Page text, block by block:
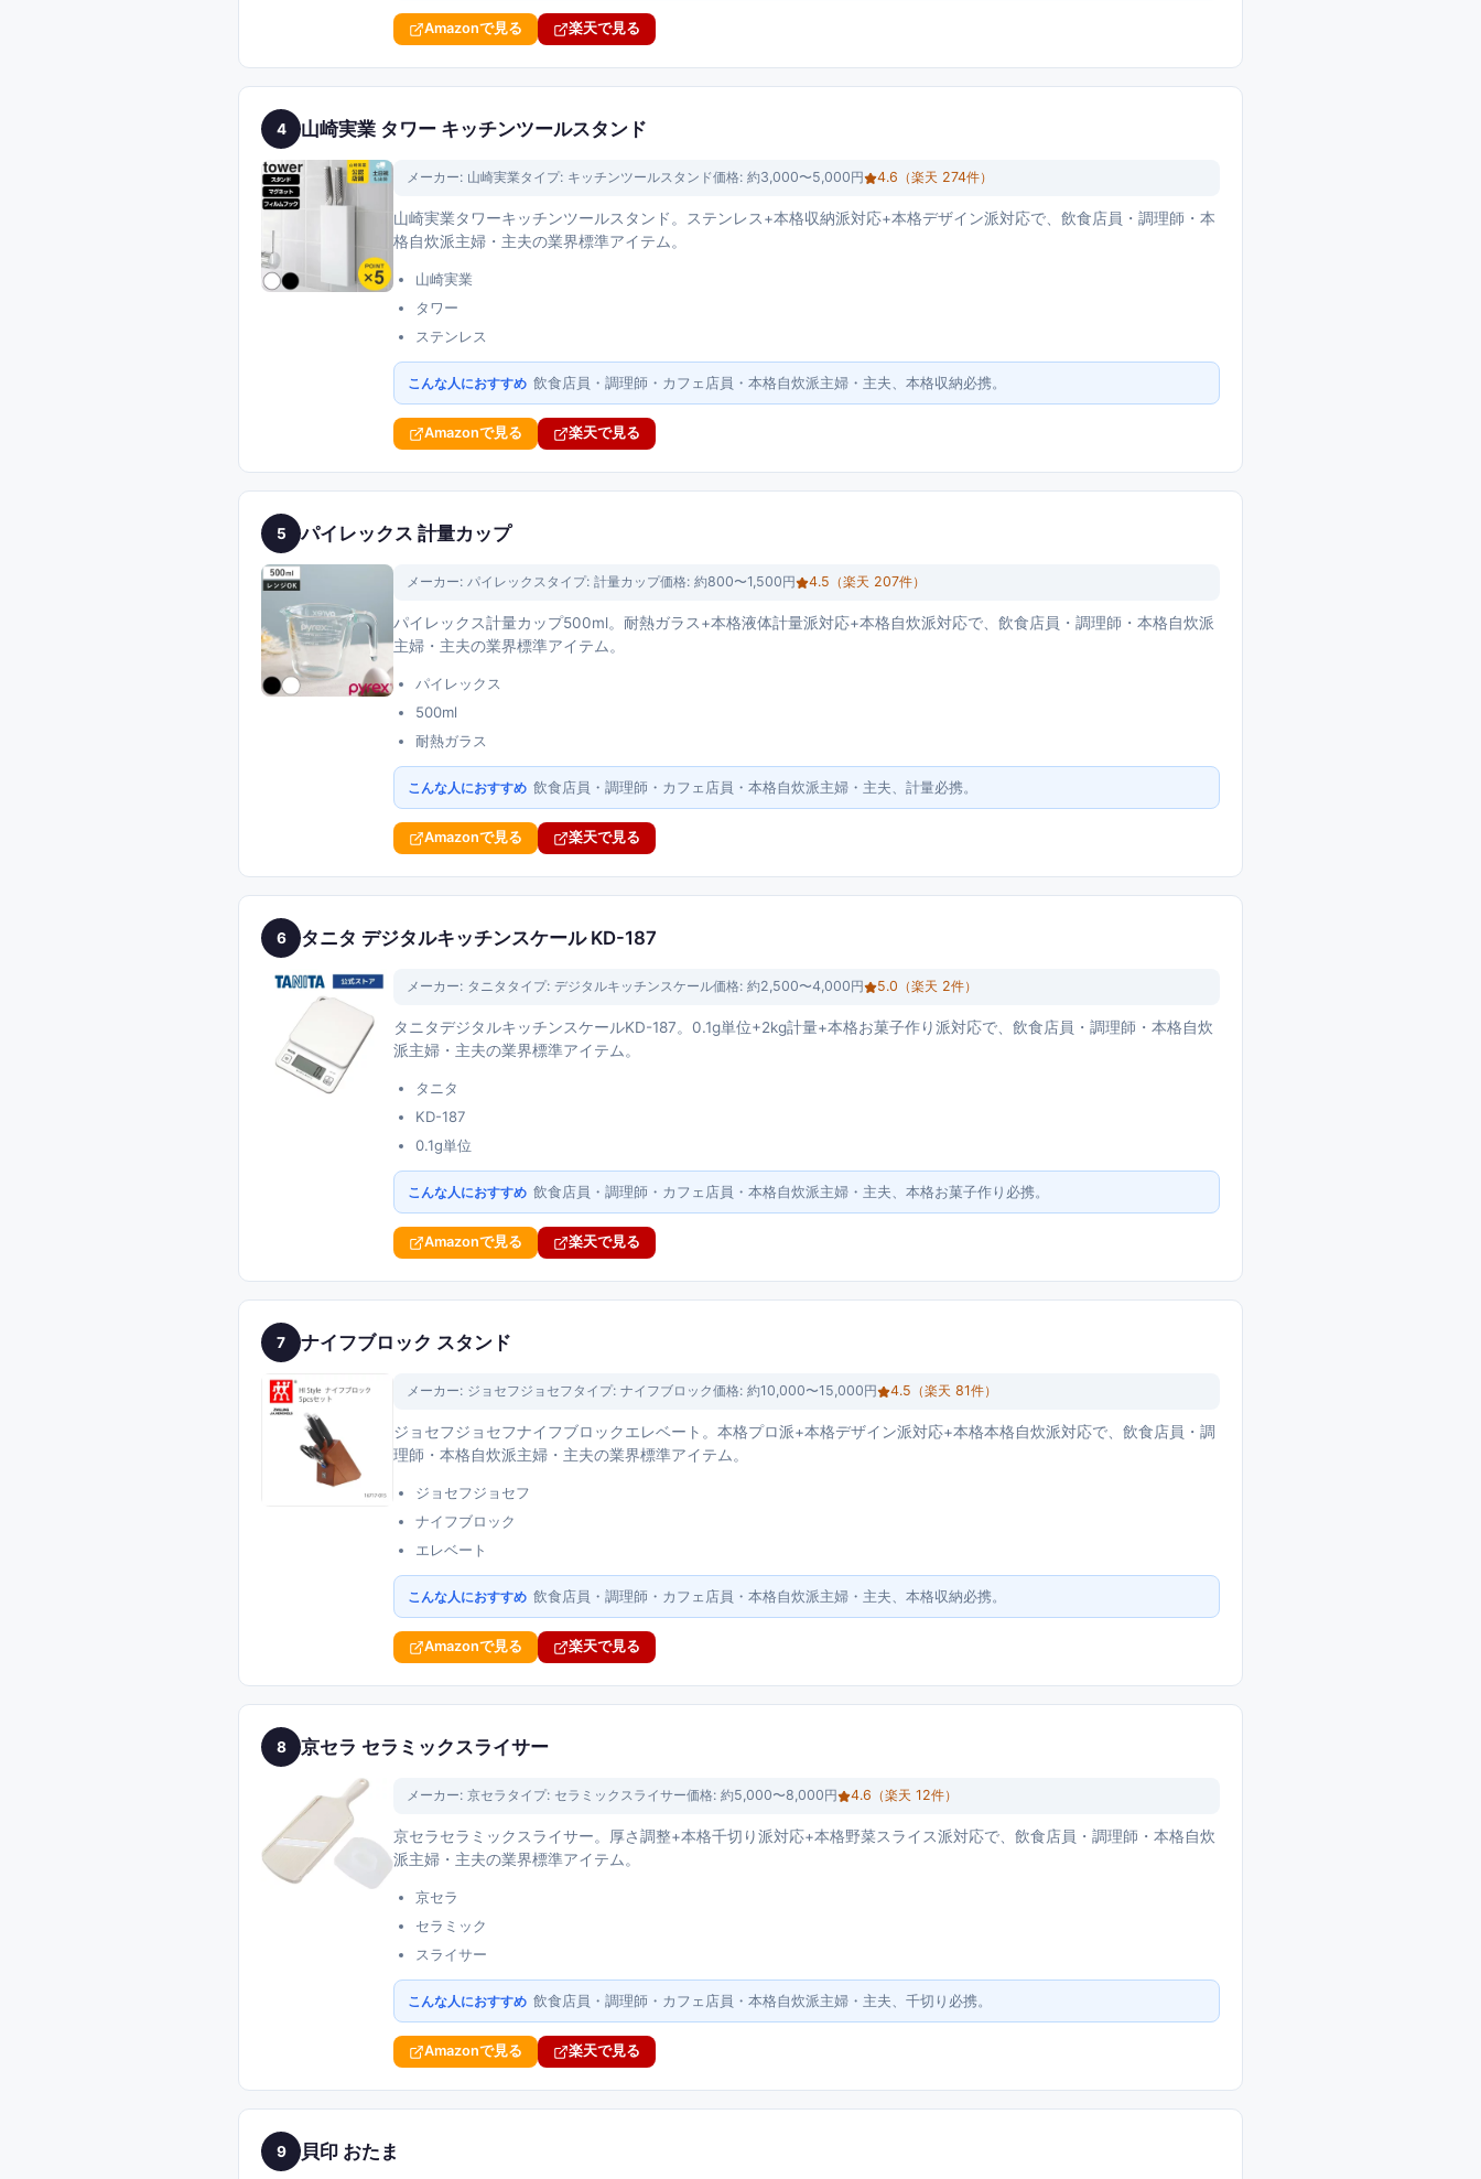
Amazonで見る 楽天で見る
4 山崎実業 タワー キッチンツールスタンド
メーカー: 山崎実業タイプ: キッチンツールスタンド価格: 約3,000〜5,000円 4.6 （楽天 274件）
山崎実業タワーキッチンツールスタンド。ステンレス+本格収納派対応+本格デザイン派対応で、飲食店員・調理師・本
格自炊派主婦・主夫の業界標準アイテム。
山崎実業
タワー
ステンレス
こんな人におすすめ 飲食店員・調理師・カフェ店員・本格自炊派主婦・主夫、本格収納必携。
Amazonで見る 楽天で見る
5 パイレックス 計量カップ
メーカー: パイレックスタイプ: 計量カップ価格: 約800〜1,500円 4.5 （楽天 207件）
パイレックス計量カップ500ml。耐熱ガラス+本格液体計量派対応+本格自炊派対応で、飲食店員・調理師・本格自炊派
主婦・主夫の業界標準アイテム。
パイレックス
500ml
耐熱ガラス
こんな人におすすめ 飲食店員・調理師・カフェ店員・本格自炊派主婦・主夫、計量必携。
Amazonで見る 楽天で見る
6 タニタ デジタルキッチンスケール KD-187
メーカー: タニタ タイプ: デジタルキッチンスケール価格: 約2,500〜4,000円 5.0 （楽天 2件）
タニタデジタルキッチンスケールKD-187。0.1g単位+2kg計量+本格お菓子作り派対応で、飲食店員・調理師・本格自炊
派主婦・主夫の業界標準アイテム。
タニタ
KD-187
0.1g単位
こんな人におすすめ 飲食店員・調理師・カフェ店員・本格自炊派主婦・主夫、本格お菓子作り必携。
Amazonで見る 楽天で見る
7 ナイフブロック スタンド
メーカー: ジョセフジョセフタイプ: ナイフブロック価格: 約10,000〜15,000円 4.5 （楽天 81件）
ジョセフジョセフナイフブロックエレベート。本格プロ派+本格デザイン派対応+本格本格自炊派対応で、飲食店員・調
理師・本格自炊派主婦・主夫の業界標準アイテム。
ジョセフジョセフ
ナイフブロック
エレベート
こんな人におすすめ 飲食店員・調理師・カフェ店員・本格自炊派主婦・主夫、本格収納必携。
Amazonで見る 楽天で見る
8 京セラ セラミックスライサー
メーカー: 京セラ タイプ: セラミックスライサー価格: 約5,000〜8,000円 4.6 （楽天 12件）
京セラセラミックスライサー。厚さ調整+本格千切り派対応+本格野菜スライス派対応で、飲食店員・調理師・本格自炊
派主婦・主夫の業界標準アイテム。
京セラ
セラミック
スライサー
こんな人におすすめ 飲食店員・調理師・カフェ店員・本格自炊派主婦・主夫、千切り必携。
Amazonで見る 楽天で見る
9 貝印 おたま